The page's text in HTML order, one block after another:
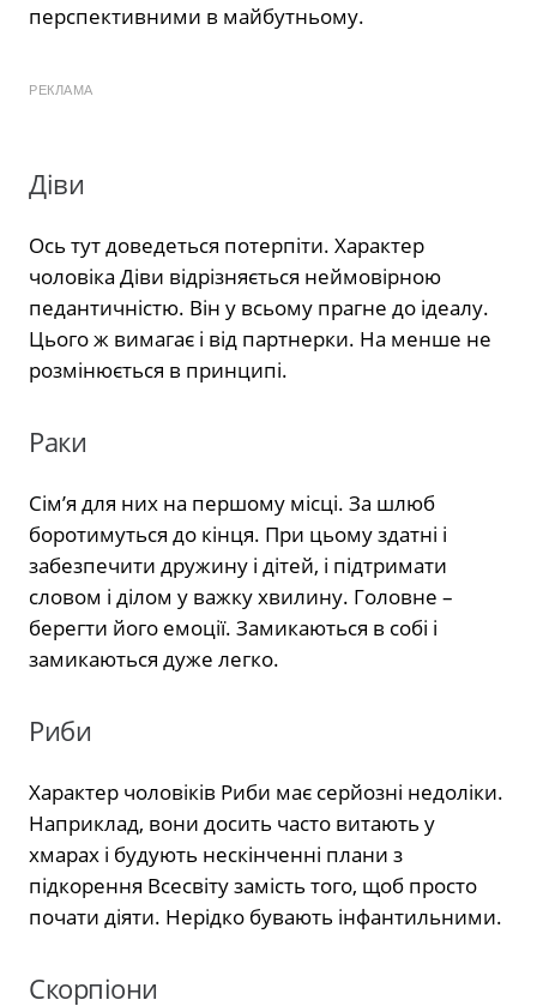
перспективними в майбутньому.
РЕКЛАМА
Діви
Ось тут доведеться потерпіти. Характер
чоловіка Діви відрізняється неймовірною
педантичністю. Він у всьому прагне до ідеалу.
Цього ж вимагає і від партнерки. На менше не
розмінюється в принципі.
Раки
Сім’я для них на першому місці. За шлюб
боротимуться до кінця. При цьому здатні і
забезпечити дружину і дітей, і підтримати
словом і ділом у важку хвилину. Головне –
берегти його емоції. Замикаються в собі і
замикаються дуже легко.
Риби
Характер чоловіків Риби має серйозні недоліки.
Наприклад, вони досить часто витають у
хмарах і будують нескінченні плани з
підкорення Всесвіту замість того, щоб просто
почати діяти. Нерідко бувають інфантильними.
Скорпіони